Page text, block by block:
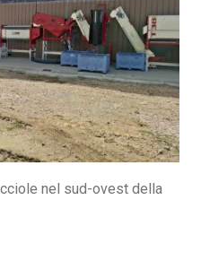
nel sud-ovest della